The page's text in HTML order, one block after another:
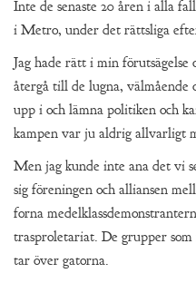
Inte de senaste 20 åren i alla
i Metro, under det rättsliga
Jag hade rätt i min
återgå till de lugna, välmående
upp i och lämna politiken och
kampen var ju aldrig allvarligt
Men jag kunde inte ana det vi
sig föreningen och alliansen
forna
trasproletariat. De grupper
tar över gatorna.